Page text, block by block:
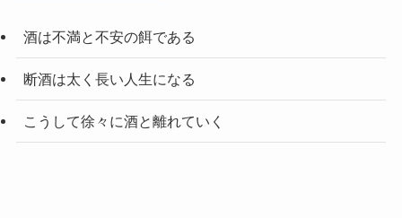
酒は不満と不安の餌である
断酒は太く長い人生になる
こうして徐々に酒と離れていく